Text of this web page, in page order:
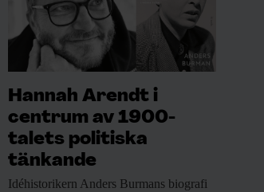
Hannah Arendt i
centrum av 1900-
talets politiska
tänkande
Idéhistorikern Anders Burmans biografi